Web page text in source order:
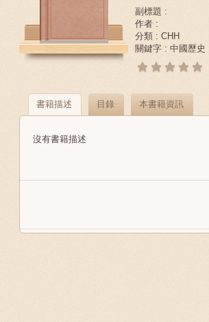
副標題 :
作者 :
分類 : CHH
關鍵字 : 中國歷史
書籍描述 目錄 本書籍資訊
沒有書籍描述